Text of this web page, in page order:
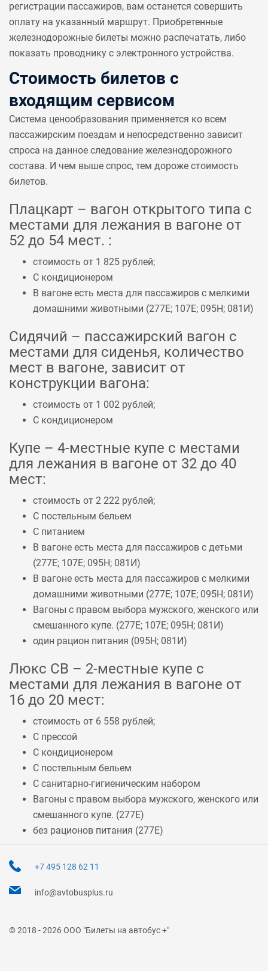
регистрации пассажиров, вам останется совершить
оплату на указанный маршрут. Приобретенные
железнодорожные билеты можно распечатать, либо
показать проводнику с электронного устройства.
Стоимость билетов с
входящим сервисом
Система ценообразования применяется ко всем
пассажирским поездам и непосредственно зависит
спроса на данное следование железнодорожного
состава. И чем выше спрос, тем дороже стоимость
билетов.
Плацкарт – вагон открытого типа с
местами для лежания в вагоне от
52 до 54 мест. :
стоимость от 1 825 рублей;
С кондиционером
В вагоне есть места для пассажиров с мелкими
домашними животными (277Е; 107Е; 095Н; 081И)
Сидячий – пассажирский вагон с
местами для сиденья, количество
мест в вагоне, зависит от
конструкции вагона:
стоимость от 1 002 рублей;
С кондиционером
Купе – 4-местные купе с местами
для лежания в вагоне от 32 до 40
мест:
стоимость от 2 222 рублей;
С постельным бельем
С питанием
В вагоне есть места для пассажиров с детьми
(277Е; 107Е; 095Н; 081И)
В вагоне есть места для пассажиров с мелкими
домашними животными (277Е; 107Е; 095Н; 081И)
Вагоны с правом выбора мужского, женского или
смешанного купе. (277Е; 107Е; 095Н; 081И)
один рацион питания (095Н; 081И)
Люкс СВ – 2-местные купе с
местами для лежания в вагоне от
16 до 20 мест:
стоимость от 6 558 рублей;
С прессой
С кондиционером
С постельным бельем
С санитарно-гигиеническим набором
Вагоны с правом выбора мужского, женского или
смешанного купе. (277Е)
без рационов питания (277Е)
+7 495 128 62 11
info@avtobusplus.ru
© 2018 - 2026 ООО "Билеты на автобус +"